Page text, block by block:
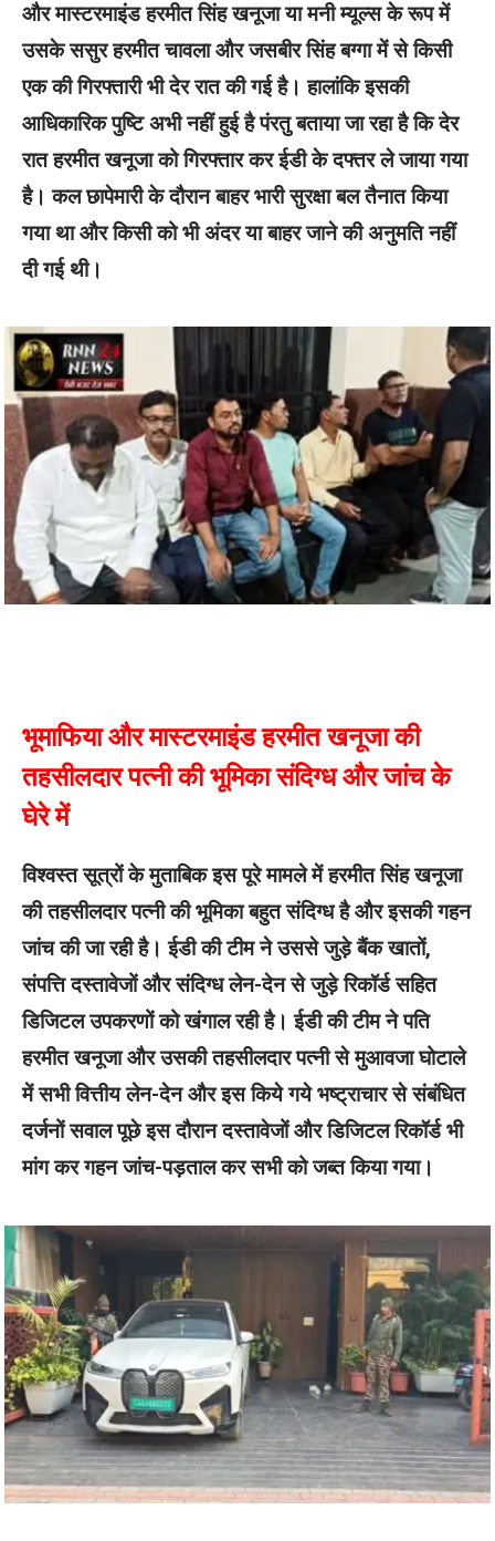
और मास्टरमाइंड हरमीत सिंह खनूजा या मनी म्यूल्स के रूप में
उसके ससुर हरमीत चावला और जसबीर सिंह बग्गा में से किसी
एक की गिरफ्तारी भी देर रात की गई है। हालांकि इसकी
आधिकारिक पुष्टि अभी नहीं हुई है पंरतु बताया जा रहा है कि देर
रात हरमीत खनूजा को गिरफ्तार कर ईडी के दफ्तर ले जाया गया
है। कल छापेमारी के दौरान बाहर भारी सुरक्षा बल तैनात किया
गया था और किसी को भी अंदर या बाहर जाने की अनुमति नहीं
दी गई थी।
भूमाफिया और मास्टरमाइंड हरमीत खनूजा की
तहसीलदारपत्नीकी भूमिका संदिग्ध और जांच के
घेरे में
विश्वस्त सूत्रों के मुताबिक इस पूरे मामले में हरमीत सिंह खनूजा
की तहसीलदार पत्नी की भूमिका बहुत संदिग्ध है और इसकी गहन
जांच की जा रही है। ईडी की टीम ने उससे जुड़े बैंक खातों,
संपत्ति दस्तावेजों और संदिग्ध लेन-देन से जुड़े रिकॉर्ड सहित
डिजिटल उपकरणों को खंगाल रही है। ईडी की टीम ने पति
हरमीत खनूजा और उसकी तहसीलदार पत्नी से मुआवजा घोटाले
में सभी वित्तीय लेन-देन और इस किये गये भष्ट्राचार से संबंधित
दर्जनों सवाल पूछे इस दौरान दस्तावेजों और डिजिटल रिकॉर्ड भी
मांग कर गहन जांच-पड़ताल कर सभी को जब्त किया गया।